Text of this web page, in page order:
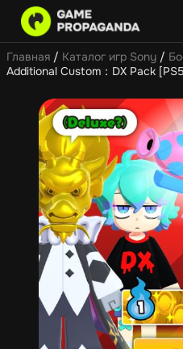
Главная / Каталог игр Sony /
Additional Custom：DX Pack